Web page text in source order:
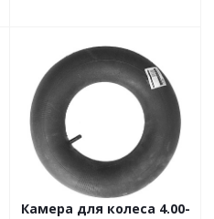
Камера для колеса 4.00-